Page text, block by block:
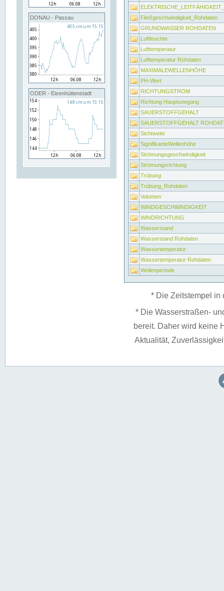
DONAU - Passau
ODER - Eisenhüttenstadt
Fließgeschwindigkeit_Rohdaten
GRUNDWASSER ROHDATEN
Luftfeuchte
Lufttemperatur
Lufttemperatur Rohdaten
MAXIMALEWELLENHÖHE
PH-Wert
RICHTUNGSTROM
Richtung Hauptseegang
SAUERSTOFFGEHALT
SAUERSTOFFGEHALT
Sichtweite
SignifikanteWellenhöhe
Strömungsgeschwindigkeit
Strömungsrichtung
Trübung
Trübung_Rohdaten
Volumen
WINDGESCHWINDIGKEIT
WINDRICHTUNG
Wasserstand
Wasserstand Rohdaten
Wassertemperatur
Wassertemperatur Rohdaten
Wellenperiode
* Die Zeitstempel in
* Die Wasserstraßen-
bereit. Daher wird keine
Aktualität,